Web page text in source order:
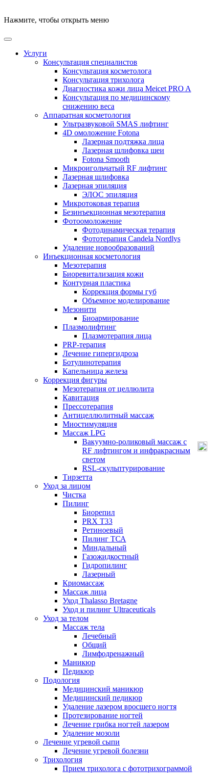
Нажмите, чтобы открыть меню
Услуги
Консультация специалистов
Консультация косметолога
Консультация трихолога
Диагностика кожи лица Meicet PRO A
Консультация по медицинскому
снижению веса
Аппаратная косметология
Ультразвуковой SMAS лифтинг
4D омоложение Fotona
Лазерная подтяжка лица
Лазерная шлифовка шеи
Fotona Smooth
Микроигольчатый RF лифтинг
Лазерная шлифовка
Лазерная эпиляция
ЭЛОС эпиляция
Микротоковая терапия
Безинъекционная мезотерапия
Фотоомоложение
Фотодинамическая терапия
Фототерапия Candela Nordlys
Удаление новообразований
Инъекционная косметология
Мезотерапия
Биоревитализация кожи
Контурная пластика
Коррекция формы губ
Объемное моделирование
Мезонити
Биоармирование
Плазмолифтинг
Плазмотерапия лица
PRP-терапия
Лечение гипергидроза
Ботулинотерапия
Капельница железа
Коррекция фигуры
Мезотерапия от целлюлита
Кавитация
Прессотерапия
Антицеллюлитный массаж
Миостимуляция
Массаж LPG
Вакуумно-роликовый массаж с
RF лифтингом и инфракрасным
светом
RSL-скульптурирование
Тирзетта
Уход за лицом
Чистка
Пилинг
Биорепил
PRX T33
Ретиноевый
Пилинг ТСА
Миндальный
Газожидкостный
Гидропилинг
Лазерный
Криомассаж
Массаж лица
Уход Thalasso Bretagne
Уход и пилинг Ultraceuticals
Уход за телом
Массаж тела
Лечебный
Общий
Лимфодренажный
Маникюр
Педикюр
Подология
Медицинский маникюр
Медицинский педикюр
Удаление лазером вросшего ногтя
Протезирование ногтей
Лечение грибка ногтей лазером
Удаление мозоли
Лечение угревой сыпи
Лечение угревой болезни
Трихология
Прием трихолога с фототрихограммой